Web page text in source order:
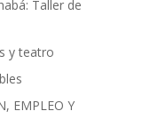
Taller de
y teatro
EMPLEO Y